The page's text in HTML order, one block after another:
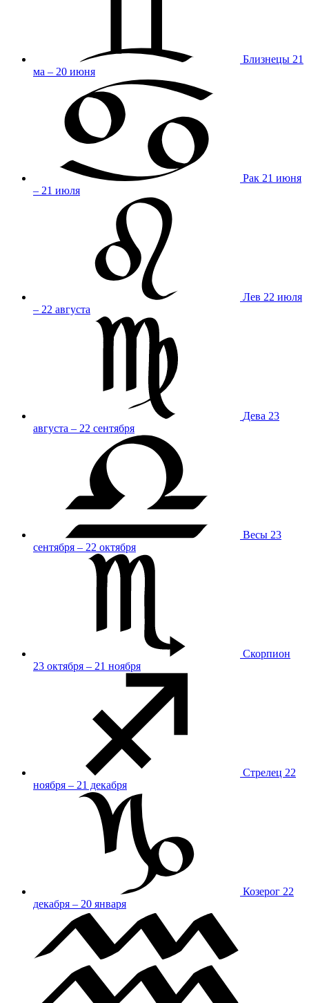
Близнецы 21
ма – 20 июня
Рак 21 июня
– 21 июля
Лев 22 июля
– 22 августа
Дева 23
августа – 22 сентября
Весы 23
сентября – 22 октября
Скорпион
23 октября – 21 ноября
Стрелец 22
ноября – 21 декабря
Козерог 22
декабря – 20 января